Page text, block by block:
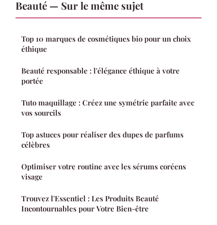
Beauté — Sur le même sujet
Top 10 marques de cosmétiques bio pour un choix
éthique
Beauté responsable : l'élégance éthique à votre
portée
Tuto maquillage : Créez une symétrie parfaite avec
vos sourcils
Top astuces pour réaliser des dupes de parfums
célèbres
Optimiser votre routine avec les sérums coréens
visage
Trouvez l'Essentiel : Les Produits Beauté
Incontournables pour Votre Bien-être